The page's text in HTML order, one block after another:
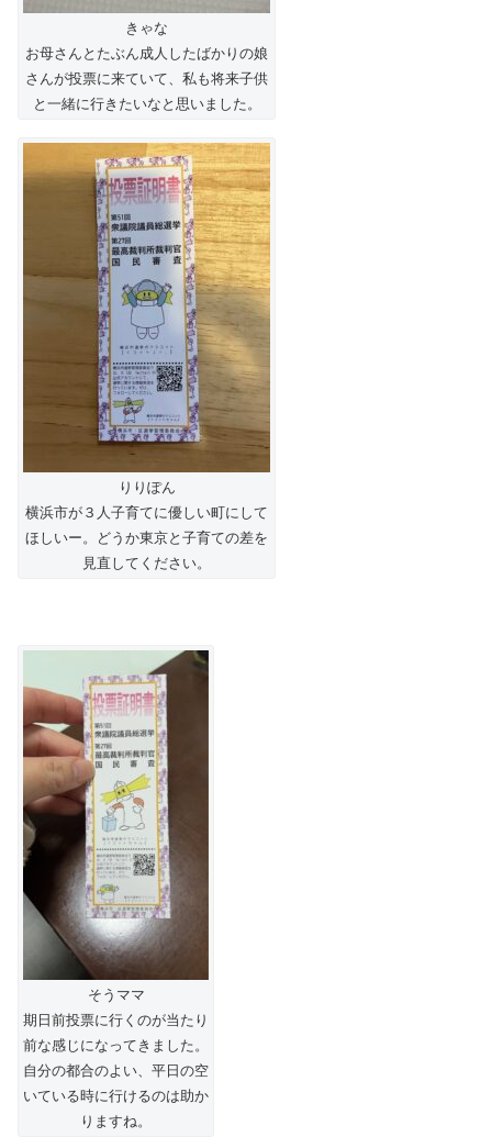
きゃな
お母さんとたぶん成人したばかりの娘
さんが投票に来ていて、私も将来子供
と一緒に行きたいなと思いました。
りりぽん
横浜市が３人子育てに優しい町にして
ほしいー。どうか東京と子育ての差を
見直してください。
そうママ
期日前投票に行くのが当たり
前な感じになってきました。
自分の都合のよい、平日の空
いている時に行けるのは助か
りますね。